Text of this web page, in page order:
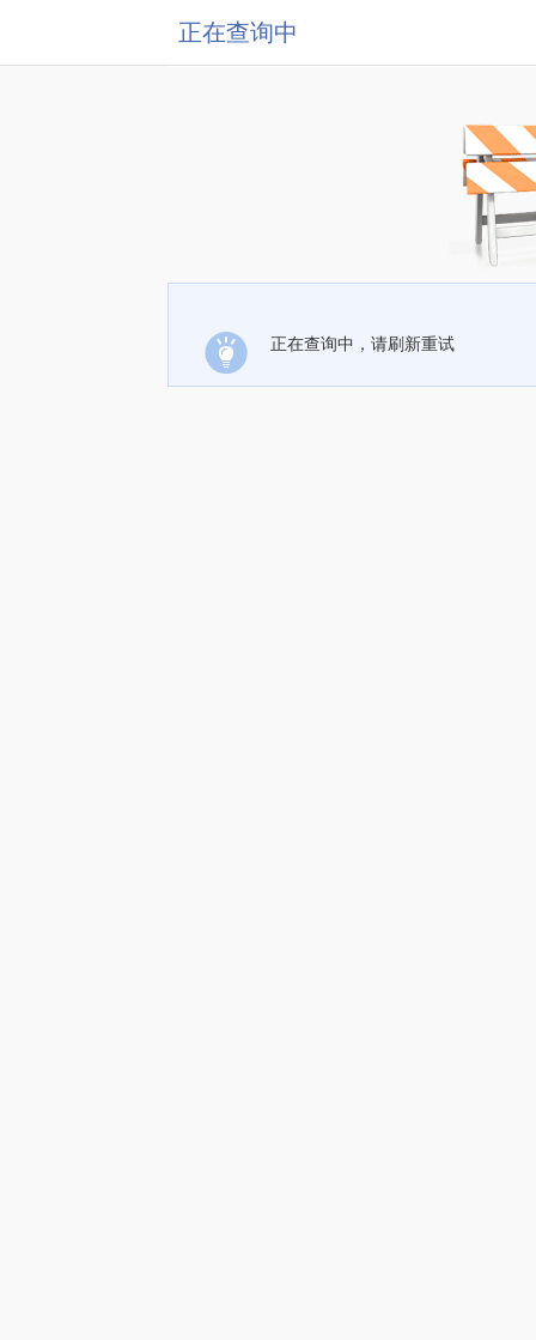
正在查询中
正在查询中，请刷新重试